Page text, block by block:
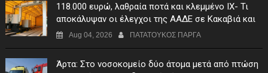
118.000 ευρώ, λαθραία ποτά και κλεμμένο ΙΧ- Τι
αποκάλυψαν οι έλεγχοι της ΑΑΔΕ σε Κακαβιά και
Μαυρομάτι
Aug 04, 2026 ΠΑΤΑΤΟΥΚΟΣ ΠΑΡΓΑ
Άρτα: Στο νοσοκομείο δύο άτομα μετά από πτώση